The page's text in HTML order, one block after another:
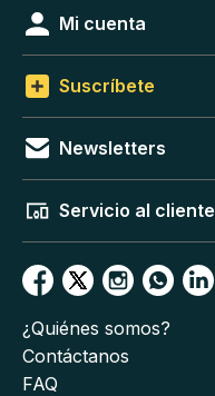
Mi cuenta
Suscríbete
Newsletters
Servicio al cliente
¿Quiénes somos?
Contáctanos
FAQ